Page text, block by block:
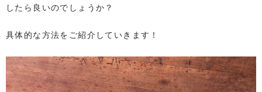
したら良いのでしょうか？
具体的な方法をご紹介していきます！